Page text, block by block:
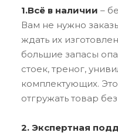
1.Всё в наличии –
Вам не нужно
ждать их
большие запасы
стоек, треног,
комплектующих.
отгружать товар
2. Экспертная